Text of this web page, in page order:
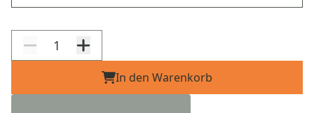
In den Warenkorb